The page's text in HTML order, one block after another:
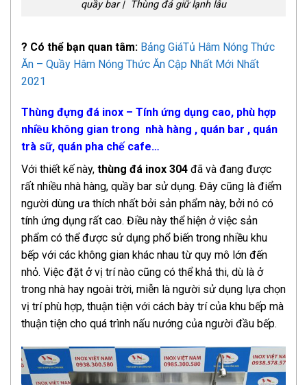
quầy bar | Thùng đá giữ lạnh lâu
? Có thể bạn quan tâm: Bảng GiáTủ Hâm Nóng Thức
Ăn – Quầy Hâm Nóng Thức Ăn Cập Nhất Mới Nhất
2021
Thùng đựng đá inox – Tính ứng dụng cao, phù hợp
nhiều không gian trong nhà hàng , quán bar , quán
trà sữ, quán pha chế cafe…
Với thiết kế này, thùng đá inox 304 đã và đang được
rất nhiều nhà hàng, quầy bar sử dụng. Đây cũng là điểm
người dùng ưa thích nhất bởi sản phẩm này, bởi nó có
tính ứng dụng rất cao. Điều này thể hiện ở việc sản
phẩm có thể được sử dụng phổ biến trong nhiều khu
bếp với các không gian khác nhau từ quy mô lớn đến
nhỏ. Việc đặt ở vị trí nào cũng có thể khả thi, dù là ở
trong nhà hay ngoài trời, miễn là người sử dụng lựa chọn
vị trí phù hợp, thuận tiện với cách bày trí của khu bếp mà
thuận tiện cho quá trình nấu nướng của người đầu bếp.